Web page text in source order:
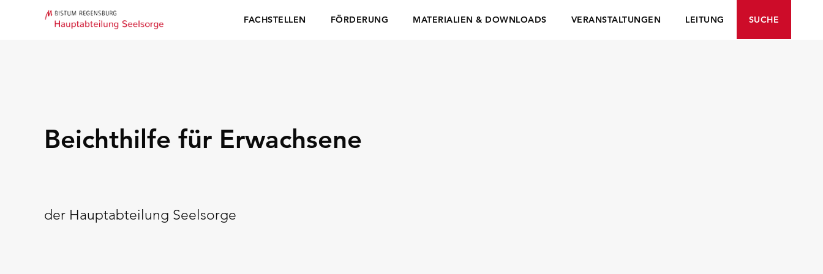
FACHSTELLEN FÖRDERUNG MATERIALIEN & DOWNLOADS VERANSTALTUNGEN LEITUNG SUCHE
Beichthilfe für Erwachsene
der Hauptabteilung Seelsorge